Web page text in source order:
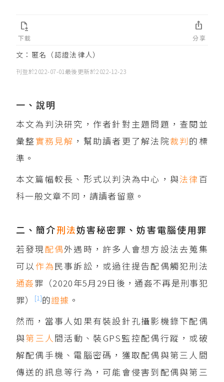
文：匿名（認證法律人）
刊登於2022-07-01最後更新於2022-12-23
一、說明
本文為判決研究，作者針對主題問題，查閱並
彙整實務見解 ，幫助讀者更了解法院裁判的標
準。
本文篇幅較長、形式以判決為中心，與法律百
科一般文章不同，請讀者留意。
二、簡介刑法妨害秘密罪、妨害電腦使用罪
若發現配偶外遇時，許多人會想方設法去蒐集
可以作為民事訴訟，或過往提告配偶觸犯刑法
通姦罪（2020年5月29日後，通姦不再是刑事犯
罪）
[1]的證據 。
然而，當事人如果有裝設針孔攝影機錄下配偶
與第三人 間活動、裝GPS監控配偶行蹤，或破
解配偶手機、電腦密碼，獲取配偶與第三人間
傳送的訊息等行為，可能會侵害到配偶與第三
下載

分享
